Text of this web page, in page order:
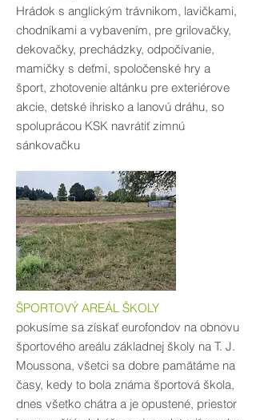
Hrádok s anglickým trávnikom, lavičkami,
chodníkami a vybavením, pre grilovačky,
dekovačky, prechádzky, odpočívanie,
mamičky s deťmi, spoločenské hry a
šport, zhotovenie altánku pre exteriérove
akcie, detské ihrisko a lanovú dráhu, so
spoluprácou KSK navrátiť zimnú
sánkovačku
ŠPORTOVÝ AREÁL ŠKOLY
pokusíme sa získať eurofondov na obnovu
športového areálu základnej školy na T. J.
Moussona, všetci sa dobre pamätáme na
časy, kedy to bola známa športová škola,
dnes všetko chátra a je opustené, priestor